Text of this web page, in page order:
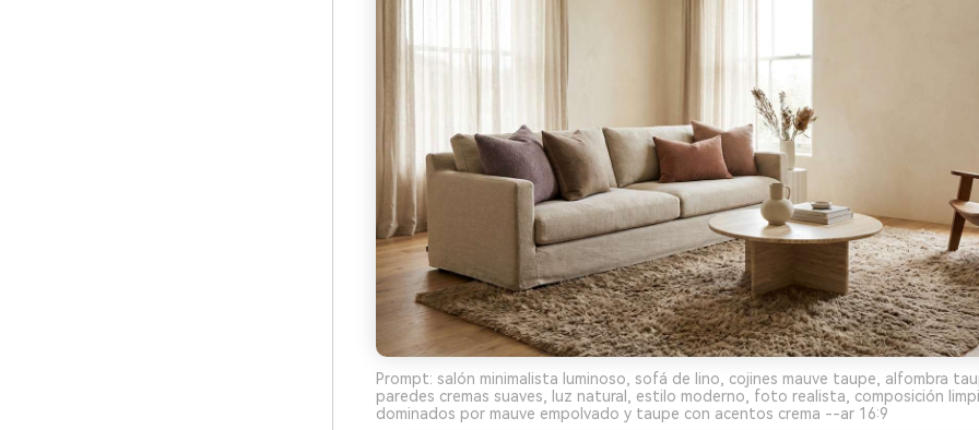
Prompt: salón minimalista luminoso, sofá de lino, cojines mauve taupe, alfombra
paredes cremas suaves, luz natural, estilo moderno, foto realista, composición
dominados por mauve empolvado y taupe con acentos crema --ar 16:9